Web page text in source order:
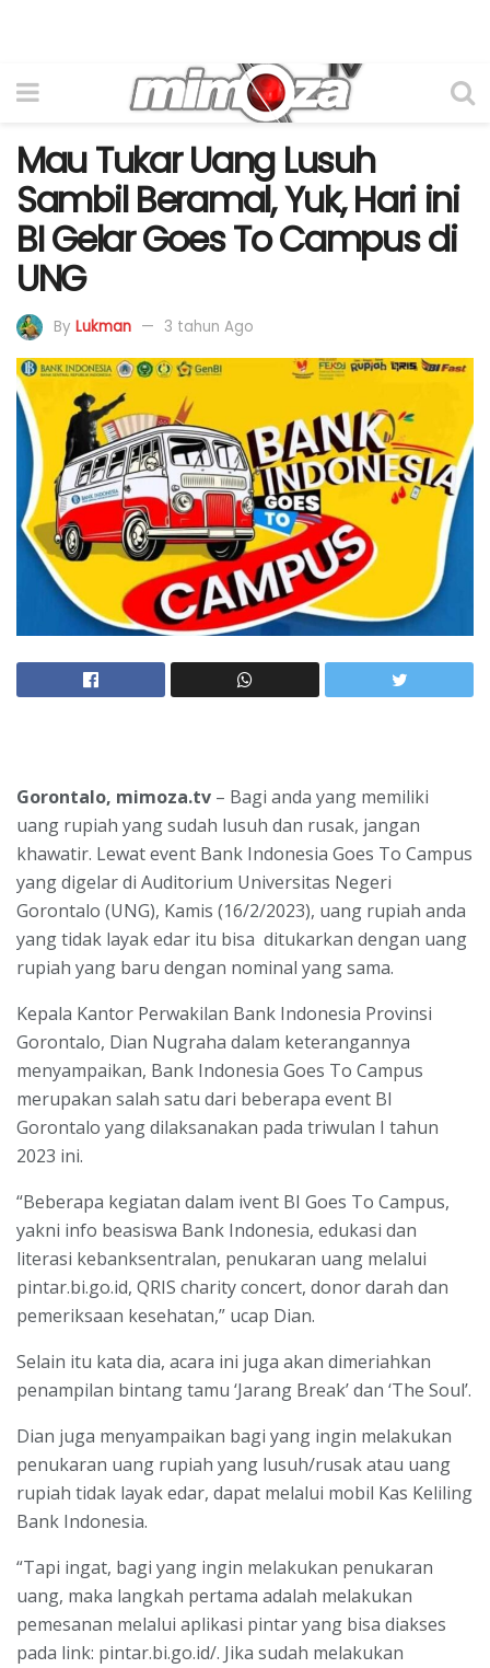
Mau Tukar Uang Lusuh
Sambil Beramal, Yuk, Hari ini
BI Gelar Goes To Campus di
UNG
By Lukman 3 tahun Ago
Gorontalo, mimoza.tv – Bagi anda yang memiliki
uang rupiah yang sudah lusuh dan rusak, jangan
khawatir. Lewat event Bank Indonesia Goes To Campus
yang digelar di Auditorium Universitas Negeri
Gorontalo (UNG), Kamis (16/2/2023), uang rupiah anda
yang tidak layak edar itu bisa ditukarkan dengan uang
rupiah yang baru dengan nominal yang sama.
Kepala Kantor Perwakilan Bank Indonesia Provinsi
Gorontalo, Dian Nugraha dalam keterangannya
menyampaikan, Bank Indonesia Goes To Campus
merupakan salah satu dari beberapa event BI
Gorontalo yang dilaksanakan pada triwulan I tahun
2023 ini.
“Beberapa kegiatan dalam ivent BI Goes To Campus,
yakni info beasiswa Bank Indonesia, edukasi dan
literasi kebanksentralan, penukaran uang melalui
pintar.bi.go.id, QRIS charity concert, donor darah dan
pemeriksaan kesehatan,” ucap Dian.
Selain itu kata dia, acara ini juga akan dimeriahkan
penampilan bintang tamu ‘Jarang Break’ dan ‘The Soul’.
Dian juga menyampaikan bagi yang ingin melakukan
penukaran uang rupiah yang lusuh/rusak atau uang
rupiah tidak layak edar, dapat melalui mobil Kas Keliling
Bank Indonesia.
“Tapi ingat, bagi yang ingin melakukan penukaran
uang, maka langkah pertama adalah melakukan
pemesanan melalui aplikasi pintar yang bisa diakses
pada link: pintar.bi.go.id/. Jika sudah melakukan